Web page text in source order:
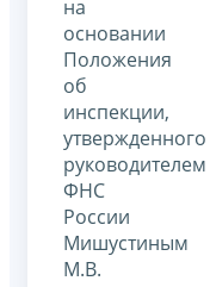
на
основании
Положения
об
инспекции,
утвержденного
руководителем
ФНС
России
Мишустиным
М.В.